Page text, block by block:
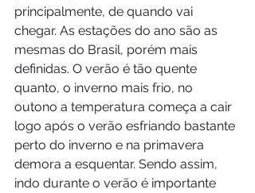
principalmente, de quando vai
chegar. As estações do ano são as
mesmas do Brasil, porém mais
definidas. O verão é tão quente
quanto, o inverno mais frio, no
outono a temperatura começa a cair
logo após o verão esfriando bastante
perto do inverno e na primavera
demora a esquentar. Sendo assim,
indo durante o verão é importante